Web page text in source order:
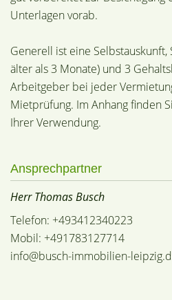
Unterlagen vorab.
Generell ist eine Selbstauskunft,
älter als 3 Monate) und 3
Arbeitgeber bei jeder
Mietprüfung. Im Anhang finden
Ihrer Verwendung.
Ansprechpartner
Herr Thomas Busch
Telefon: +493412340223
Mobil: +491783127714
info@busch-immobilien-